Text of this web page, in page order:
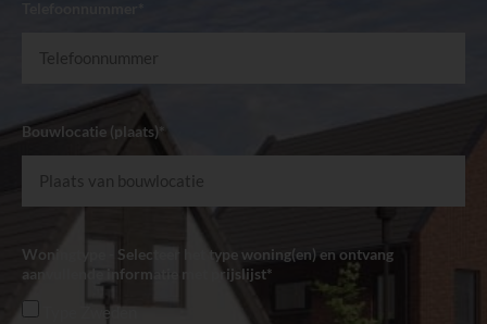
Bouwlocatie (plaats)*
Woningtype - Selecteer het type woning(en) en ontvang
aanvullende informatie met prijslijst*
Type Zweden